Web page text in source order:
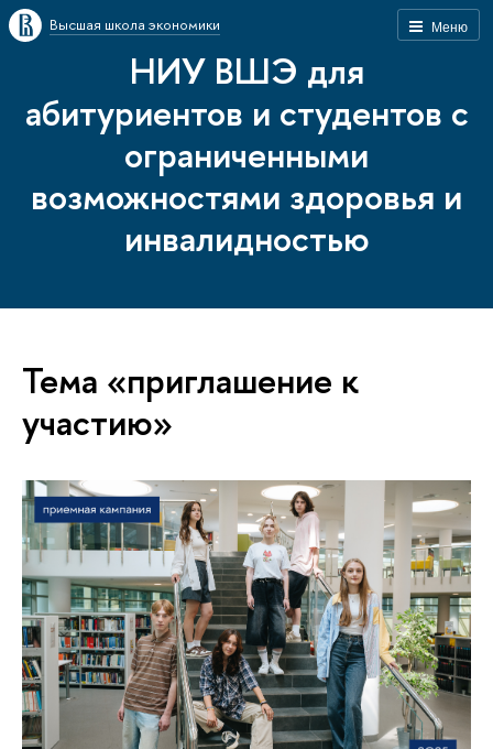
Меню
Высшая школа экономики
НИУ ВШЭ для
абитуриентов и студентов с
ограниченными
возможностями здоровья и
инвалидностью
Тема «приглашение к
участию»